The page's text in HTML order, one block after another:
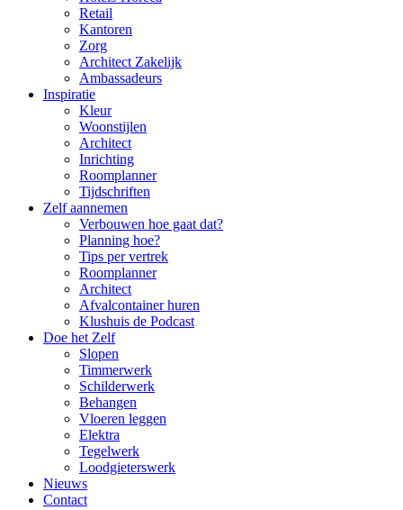
Retail
Kantoren
Zorg
Architect Zakelijk
Ambassadeurs
Inspiratie
Kleur
Woonstijlen
Architect
Inrichting
Roomplanner
Tijdschriften
Zelf aannemen
Verbouwen hoe gaat dat?
Planning hoe?
Tips per vertrek
Roomplanner
Architect
Afvalcontainer huren
Klushuis de Podcast
Doe het Zelf
Slopen
Timmerwerk
Schilderwerk
Behangen
Vloeren leggen
Elektra
Tegelwerk
Loodgieterswerk
Nieuws
Contact